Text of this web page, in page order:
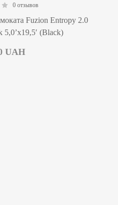
0 отзывов
Fuzion Entropy 2.0
5,0’x19,5′ (Black)
UAH